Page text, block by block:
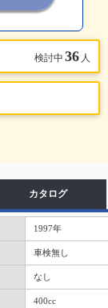
検討中 36 人
カタログ
1997年
車検無し
なし
400cc